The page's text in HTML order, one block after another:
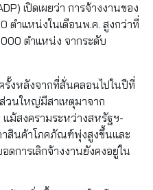
เปิดเผยว่า การจ้างงานของ
ตำแหน่งในเดือนพ.ค. สูงกว่าที่
ตำแหน่ง จากระดับ
รั้งหลังจากที่สั่นคลอนไปในปีที่
วนใหญ่มีสาเหตุมาจาก
ม้สงครามระหว่างสหรัฐฯ-
าสินค้าโภคภัณฑ์พุ่งสูงขึ้นและ
ดการเลิกจ้างงานยังคงอยู่ใน